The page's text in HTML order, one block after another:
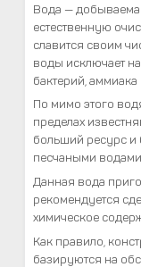
Вода —
естественную
славится своим
воды исключает
бактерий,
По мимо этого
пределах
больший ресурс и
песчаными
Данная вода
рекомендуется
химическое
Как правило,
базируются на